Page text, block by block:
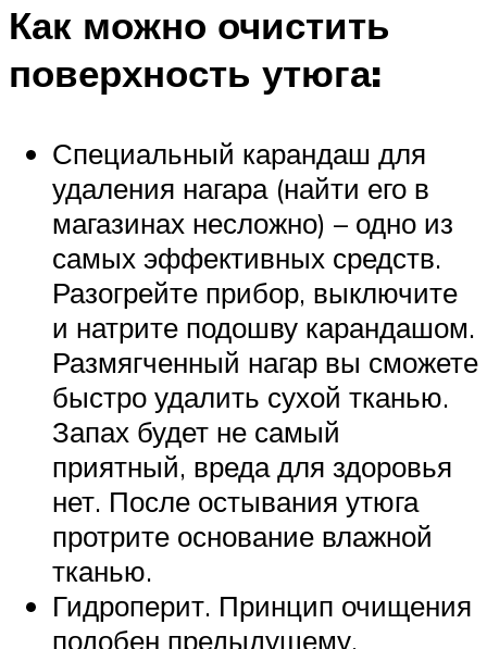
Как можно очистить
поверхность утюга:
Специальный карандаш для
удаления нагара (найти его в
магазинах несложно) – одно из
самых эффективных средств.
Разогрейте прибор, выключите
и натрите подошву карандашом.
Размягченный нагар вы сможете
быстро удалить сухой тканью.
Запах будет не самый
приятный, вреда для здоровья
нет. После остывания утюга
протрите основание влажной
тканью.
Гидроперит. Принцип очищения
подобен предыдущему.